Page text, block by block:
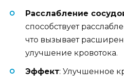
Расслабление
способствует
что вызывает
улучшение кровотока.
Эффект: Улучшенное